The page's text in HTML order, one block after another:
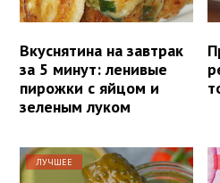
Вкуснятина на завтрак
за 5 минут: ленивые
пирожки с яйцом и
зеленым луком
ЛУЧШЕЕ